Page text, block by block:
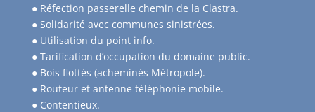
● Réfection passerelle chemin de la Clastra.
● Solidarité avec communes sinistrées.
● Utilisation du point info.
● Tarification d’occupation du domaine public.
● Bois flottés (acheminés Métropole).
● Routeur et antenne téléphonie mobile.
● Contentieux.